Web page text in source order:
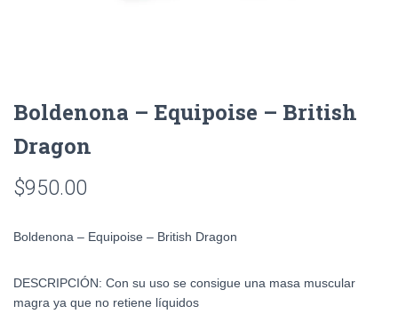
Boldenona – Equipoise – British
Dragon
$950.00
Boldenona – Equipoise – British Dragon
DESCRIPCIÓN: Con su uso se consigue una masa muscular
magra ya que no retiene líquidos